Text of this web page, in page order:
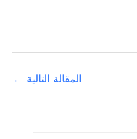
المقالة التالية ←